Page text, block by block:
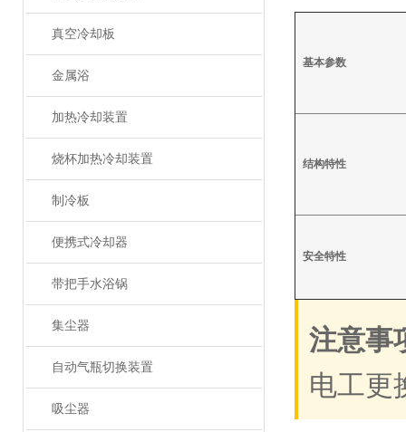
真空冷却板
金属浴
加热冷却装置
烧杯加热冷却装置
制冷板
便携式冷却器
带把手水浴锅
集尘器
自动气瓶切换装置
吸尘器
基本参数
结构特性
安全特性
注意事
电工更